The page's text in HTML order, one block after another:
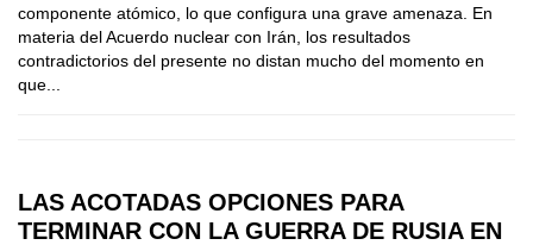
componente atómico, lo que configura una grave amenaza. En
materia del Acuerdo nuclear con Irán, los resultados
contradictorios del presente no distan mucho del momento en
que...
LAS ACOTADAS OPCIONES PARA
TERMINAR CON LA GUERRA DE RUSIA EN